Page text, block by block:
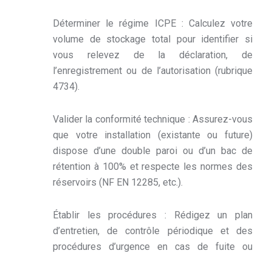
Déterminer le régime ICPE : Calculez votre
volume de stockage total pour identifier si
vous relevez de la déclaration, de
l’enregistrement ou de l’autorisation (rubrique
4734).
Valider la conformité technique : Assurez-vous
que votre installation (existante ou future)
dispose d’une double paroi ou d’un bac de
rétention à 100% et respecte les normes des
réservoirs (NF EN 12285, etc.).
Établir les procédures : Rédigez un plan
d’entretien, de contrôle périodique et des
procédures d’urgence en cas de fuite ou